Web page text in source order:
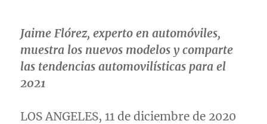
Jaime Flórez, experto en automóviles,
muestra los nuevos modelos y comparte
las tendencias automovilísticas para el
2021
LOS ANGELES, 11 de diciembre de 2020